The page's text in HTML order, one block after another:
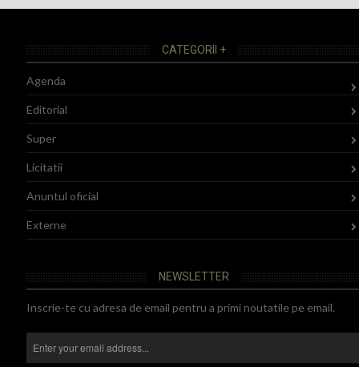
CATEGORII +
Agenda
Editorial
Super
Licitatii
Anuntul oficial
Externe
NEWSLETTER
Inscrie-te cu adresa de email pentru a primi noutatile pe email.